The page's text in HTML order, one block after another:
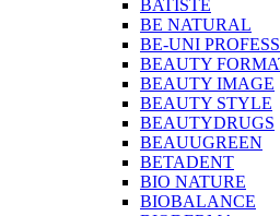
BATISTE
BE NATURAL
BE-UNI
BEAUTY
BEAUTY IMAGE
BEAUTY STYLE
BEAUTYDRUGS
BEAUUGREEN
BETADENT
BIO NATURE
BIOBALANCE